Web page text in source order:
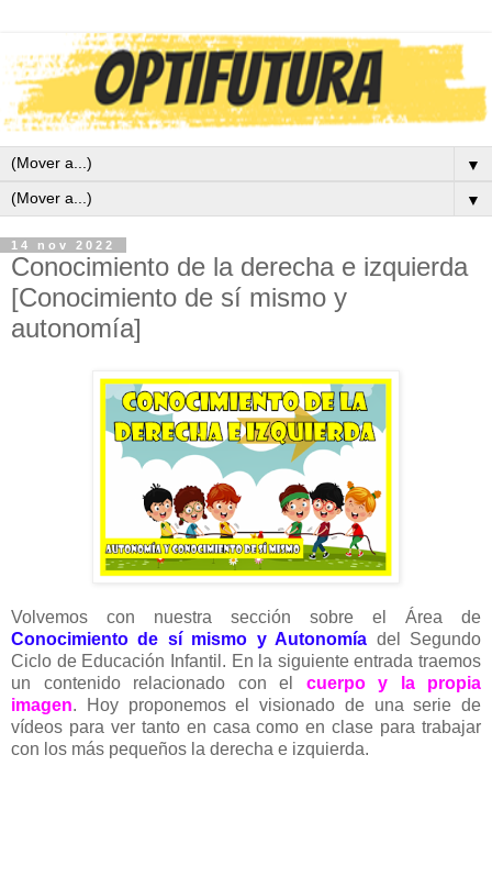
▼
▼
14 nov 2022
Conocimiento de la derecha e izquierda
[Conocimiento de sí mismo y
autonomía]
Volvemos con nuestra sección sobre el Área de
Conocimiento de sí mismo y Autonomía del Segundo
Ciclo de Educación Infantil. En la siguiente entrada traemos
un contenido relacionado con el cuerpo y la propia
imagen. Hoy proponemos el visionado de una serie de
vídeos para ver tanto en casa como en clase para trabajar
con los más pequeños la derecha e izquierda.